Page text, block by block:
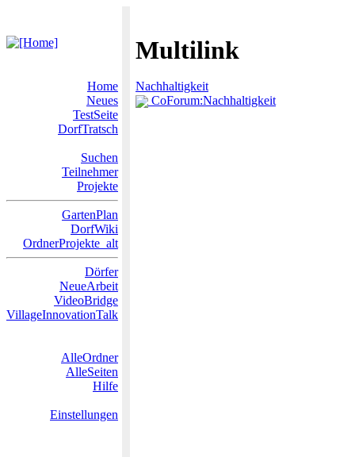
Multilink
Home
Neues
TestSeite
DorfTratsch
Suchen
Teilnehmer
Projekte
GartenPlan
DorfWiki
OrdnerProjekte_alt
Dörfer
NeueArbeit
VideoBridge
VillageInnovationTalk
AlleOrdner
AlleSeiten
Hilfe
Einstellungen
Nachhaltigkeit
CoForum:Nachhaltigkeit